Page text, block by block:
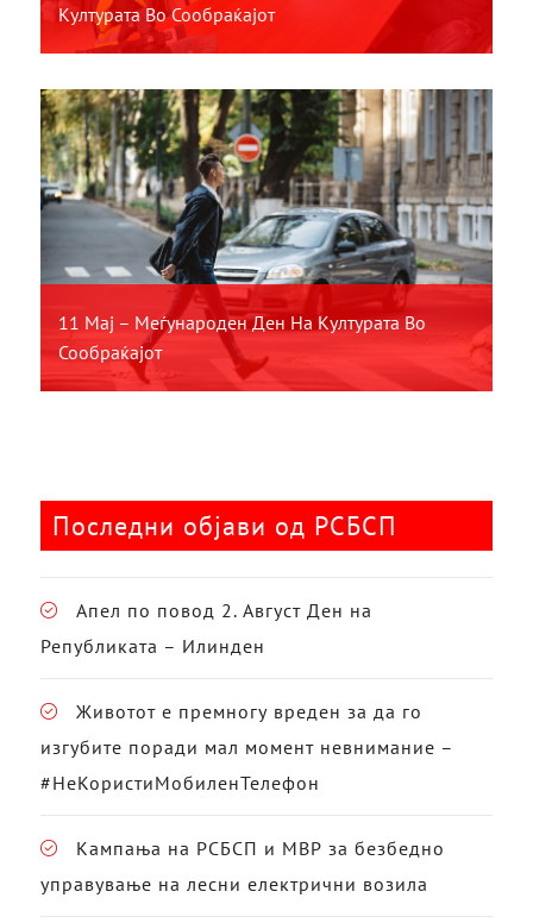
Културата Во Сообраќајот
11 Мај – Меѓународен Ден На Културата Во
Сообраќајот
Последни објави од РСБСП
Апел по повод 2. Август Ден на
Републиката – Илинден
Животот е премногу вреден за да го
изгубите поради мал момент невнимание –
#НеКористиМобиленТелефон
Кампања на РСБСП и МВР за безбедно
управување на лесни електрични возила